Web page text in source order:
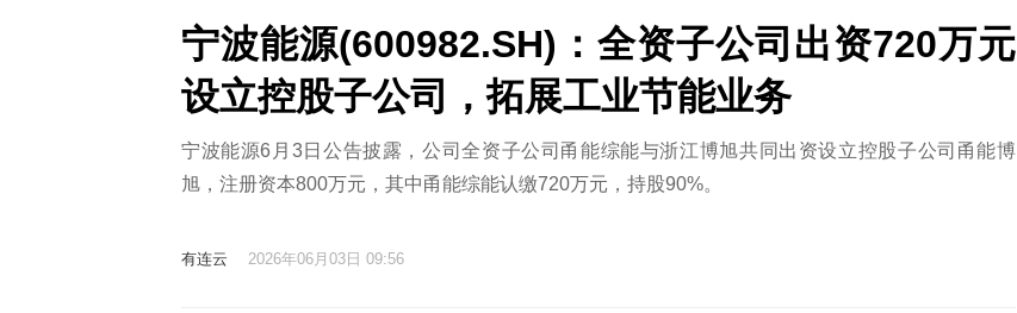
宁波能源(600982.SH)：全资子公司出资720万元
设立控股子公司，拓展工业节能业务
宁波能源6月3日公告披露，公司全资子公司甬能综能与浙江博旭共同出资设立控股子公司甬能博
旭，注册资本800万元，其中甬能综能认缴720万元，持股90%。
有连云 2026年06月03日 09:56